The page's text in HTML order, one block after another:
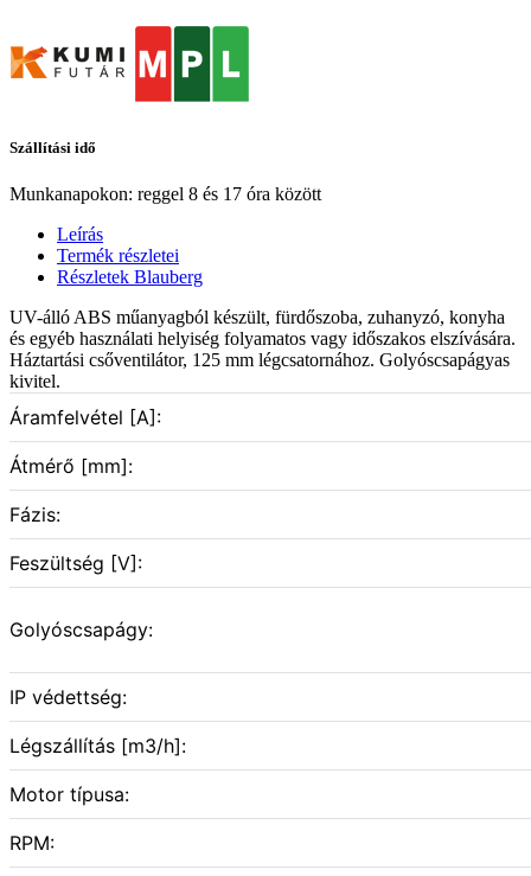
Szállítási idő
Munkanapokon: reggel 8 és 17 óra között
Leírás
Termék részletei
Részletek Blauberg
UV-álló ABS műanyagból készült, fürdőszoba, zuhanyzó, konyha
és egyéb használati helyiség folyamatos vagy időszakos elszívására.
Háztartási csőventilátor, 125 mm légcsatornához. Golyóscsapágyas
kivitel.
Áramfelvétel [A]:
Átmérő [mm]:
Fázis:
Feszültség [V]:
Golyóscsapágy:
IP védettség:
Légszállítás [m3/h]:
Motor típusa:
RPM: